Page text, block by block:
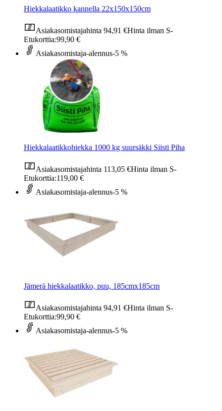
Hiekkalaatikko kannella 22x150x150cm
Asiakasomistajahinta 94,91 €Hinta ilman S-
Etukorttia:99,90 €
Asiakasomistaja-alennus-5 %
Hiekkalaatikkohiekka 1000 kg suursäkki Siisti Piha
Asiakasomistajahinta 113,05 €Hinta ilman S-
Etukorttia:119,00 €
Asiakasomistaja-alennus-5 %
Jämerä hiekkalaatikko, puu, 185cmx185cm
Asiakasomistajahinta 94,91 €Hinta ilman S-
Etukorttia:99,90 €
Asiakasomistaja-alennus-5 %